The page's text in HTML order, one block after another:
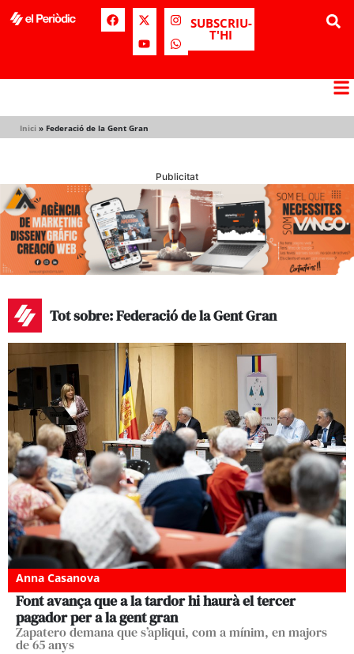
SUBSCRIU-
T'HI
Inici » Federació de la Gent Gran
Publicitat
Tot sobre: Federació de la Gent Gran
Anna Casanova
Font avança que a la tardor hi haurà el tercer
pagador per a la gent gran
Zapatero demana que s’apliqui, com a mínim, en majors
de 65 anys